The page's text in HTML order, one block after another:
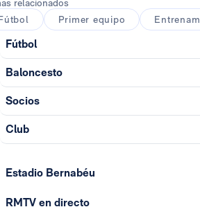
relacionados
Primer equipo
Fútbol
Baloncesto
Socios
Club
Estadio Bernabéu
RMTV en directo